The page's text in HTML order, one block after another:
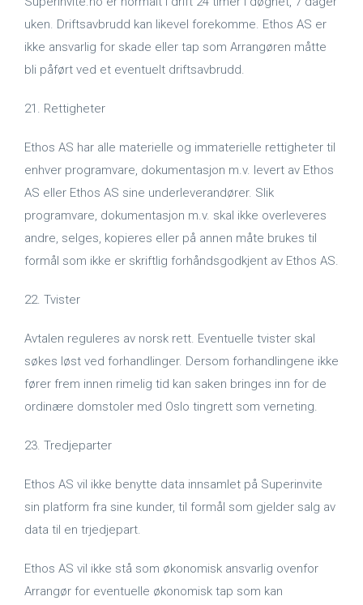
uken. Driftsavbrudd kan likevel forekomme. Ethos AS er
ikke ansvarlig for skade eller tap som Arrangøren måtte
bli påført ved et eventuelt driftsavbrudd.
21. Rettigheter
Ethos AS har alle materielle og immaterielle rettigheter til
enhver programvare, dokumentasjon m.v. levert av Ethos
AS eller Ethos AS sine underleverandører. Slik
programvare, dokumentasjon m.v. skal ikke overleveres
andre, selges, kopieres eller på annen måte brukes til
formål som ikke er skriftlig forhåndsgodkjent av Ethos AS.
22. Tvister
Avtalen reguleres av norsk rett. Eventuelle tvister skal
søkes løst ved forhandlinger. Dersom forhandlingene ikke
fører frem innen rimelig tid kan saken bringes inn for de
ordinære domstoler med Oslo tingrett som verneting.
23. Tredjeparter
Ethos AS vil ikke benytte data innsamlet på Superinvite
sin platform fra sine kunder, til formål som gjelder salg av
data til en trjedjepart.
Ethos AS vil ikke stå som økonomisk ansvarlig ovenfor
Arrangør for eventuelle økonomisk tap som kan